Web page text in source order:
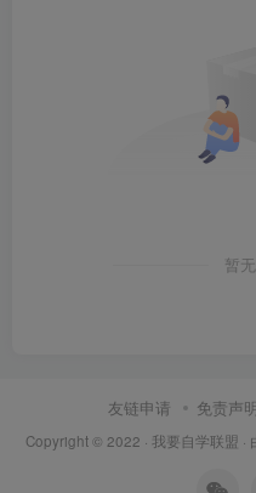
暂
友链申请 免责声
Copyright © 2022 · 我要自学联盟 ·